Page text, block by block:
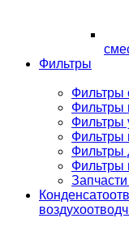
Фильтры
Фильтры
Фильтры
Фильтры
Фильтры
Фильтры
Фильтры